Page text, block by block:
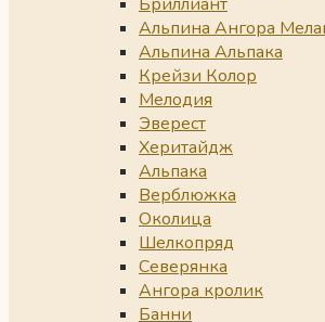
Альпина Ангора
Альпина Альпака
Крейзи Колор
Мелодия
Эверест
Херитайдж
Альпака
Верблюжка
Околица
Шелкопряд
Северянка
Ангора кролик
Банни